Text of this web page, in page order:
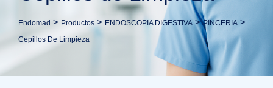
Endomad > Productos > ENDOSCOPIA DIGESTIVA>PINCERIA >
Cepillos De Limpieza